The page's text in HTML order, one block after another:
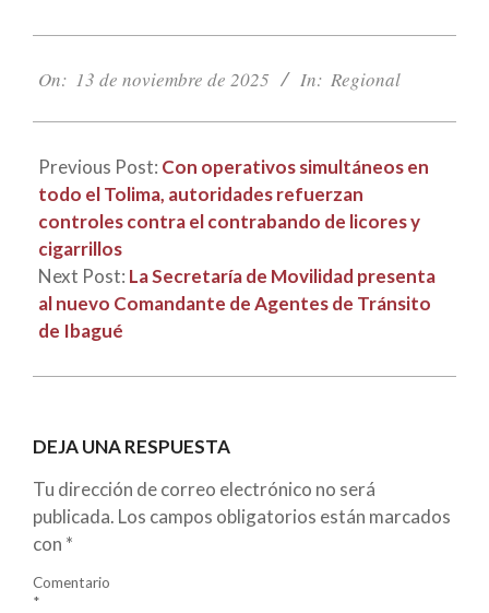
11-
On: 13 de noviembre de 2025 In: Regional
Previous Post: Con operativos simultáneos en
todo el Tolima, autoridades refuerzan
controles contra el contrabando de licores y
cigarrillos
Next Post: La Secretaría de Movilidad presenta
al nuevo Comandante de Agentes de Tránsito
de Ibagué
DEJA UNA RESPUESTA
Tu dirección de correo electrónico no será
publicada. Los campos obligatorios están marcados
con *
Comentario
*